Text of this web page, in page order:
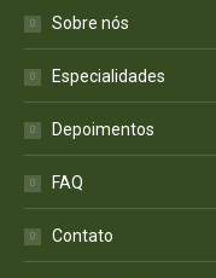
Sobre nós
Especialidades
Depoimentos
FAQ
Contato